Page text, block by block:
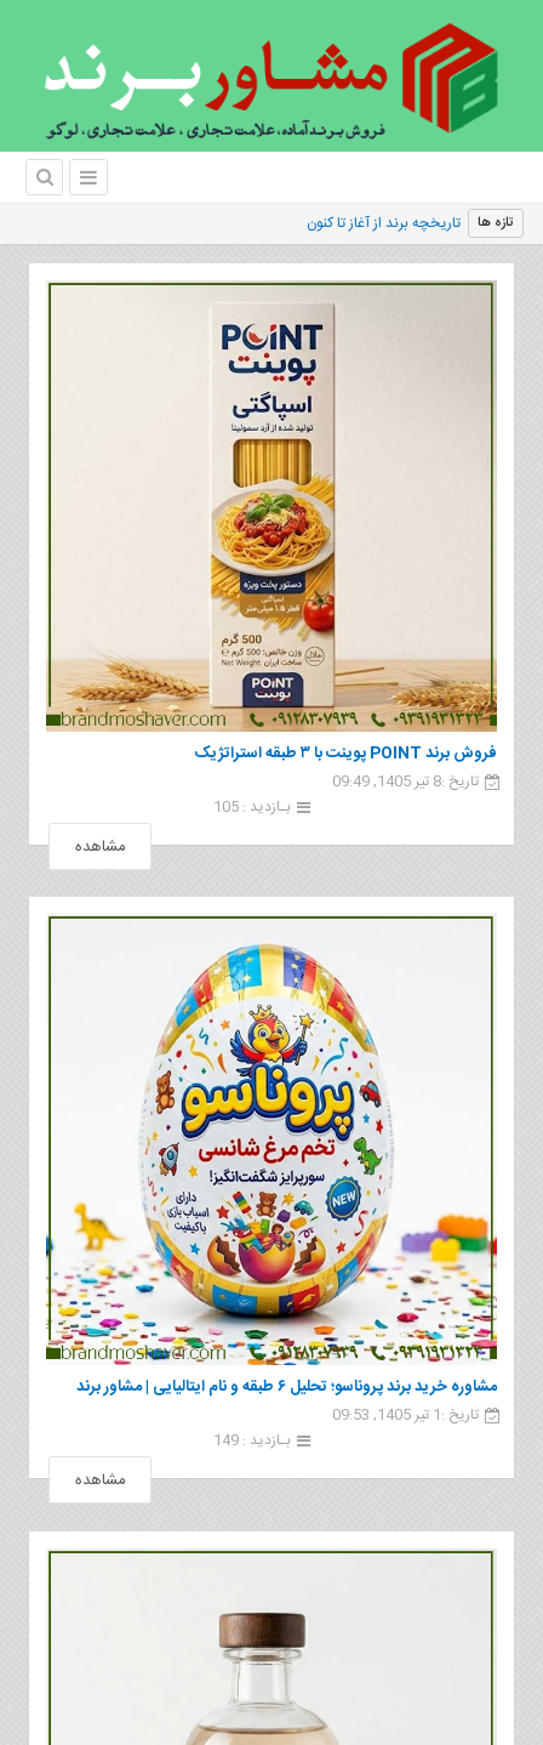
تازه ها تاریخچه برند از آغاز تا کنون
فروش برند POINT پوينت با ۳ طبقه استراتژیک
تاریخ :8 تیر 1405, 09:49
بـازدید : 105
مشاهده
مشاوره خرید برند پروناسو؛ تحلیل ۶ طبقه و نام ایتالیایی | مشاور برند
تاریخ :1 تیر 1405, 09:53
بـازدید : 149
مشاهده